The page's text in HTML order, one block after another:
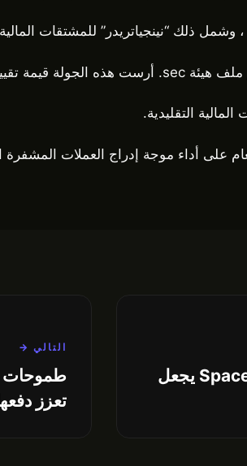
ذلك “نينجياتريدر” للمشتقات
التقليدية.
على أداء موجة إدراج العملات المشفرة
الاكتتاب العام بقيمة 1.75 تريليون دولار لشركة SpaceX يجعل
التالي →
تعزز